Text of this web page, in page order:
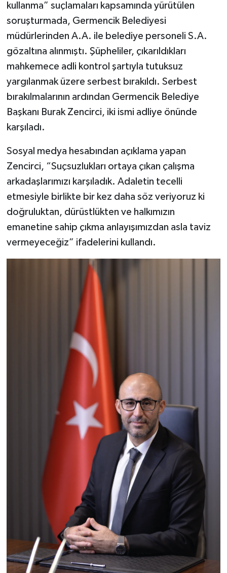
kullanma” suçlamaları kapsamında yürütülen
soruşturmada, Germencik Belediyesi
müdürlerinden A.A. ile belediye personeli S.A.
gözaltına alınmıştı. Şüpheliler, çıkarıldıkları
mahkemece adli kontrol şartıyla tutuksuz
yargılanmak üzere serbest bırakıldı. Serbest
bırakılmalarının ardından Germencik Belediye
Başkanı Burak Zencirci, iki ismi adliye önünde
karşıladı.
Sosyal medya hesabından açıklama yapan
Zencirci, “Suçsuzlukları ortaya çıkan çalışma
arkadaşlarımızı karşıladık. Adaletin tecelli
etmesiyle birlikte bir kez daha söz veriyoruz ki
doğruluktan, dürüstlükten ve halkımızın
emanetine sahip çıkma anlayışımızdan asla taviz
vermeyeceğiz” ifadelerini kullandı.